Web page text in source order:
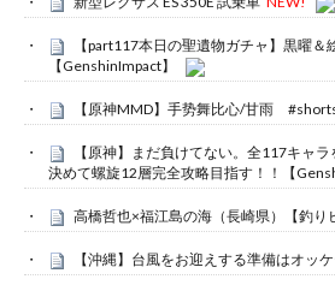
【part117本日の聖遺物ガチャ】黒曜＆
【GenshinImpact】
【原神MMD】手势舞比心/甘雨
【原神】まだ負けてない。全117キャ
決めて螺旋12層完全攻略目指す！！【
高橋哲也×福江島の海（長崎県）【釣り
【沖縄】台風をお迎えする準備はオッ